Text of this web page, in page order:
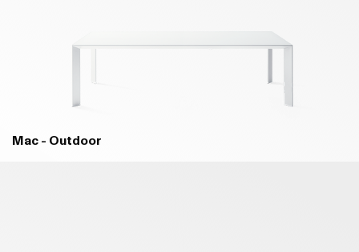
Mac - Outdoor